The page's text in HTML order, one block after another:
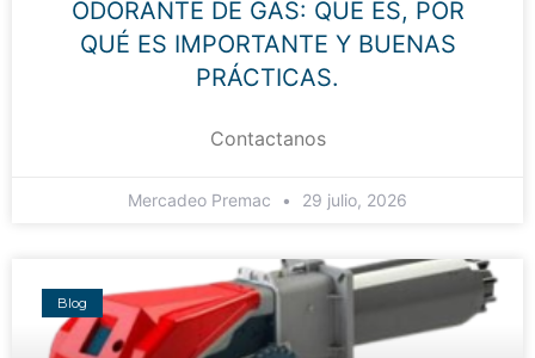
ODORANTE DE GAS: QUÉ ES, POR
QUÉ ES IMPORTANTE Y BUENAS
PRÁCTICAS.
Contactanos
Mercadeo Premac 29 julio, 2026
Blog